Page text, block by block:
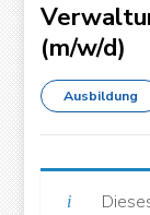
(m/w/d)
Ausbildung